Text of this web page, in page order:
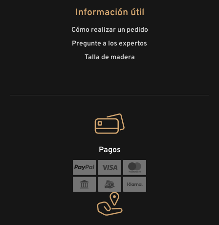
Información útil
Cómo realizar un pedido
Pregunte a los expertos
Talla de madera
Pagos